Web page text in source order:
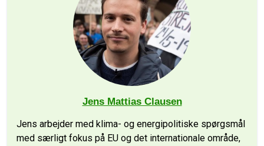
Jens Mattias Clausen
Jens arbejder med klima- og energipolitiske spørgsmål
med særligt fokus på EU og det internationale område,